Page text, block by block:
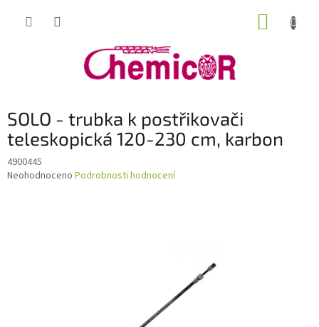
SOLO - trubka k postřikovači
teleskopická 120-230 cm, karbon
4900445
Průměrné
Neohodnoceno Podrobnosti hodnocení